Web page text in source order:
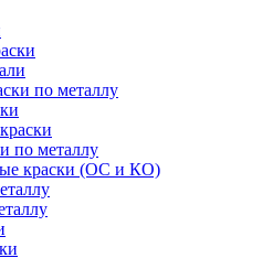
по металлу
по металлу
краски (ОС и КО)